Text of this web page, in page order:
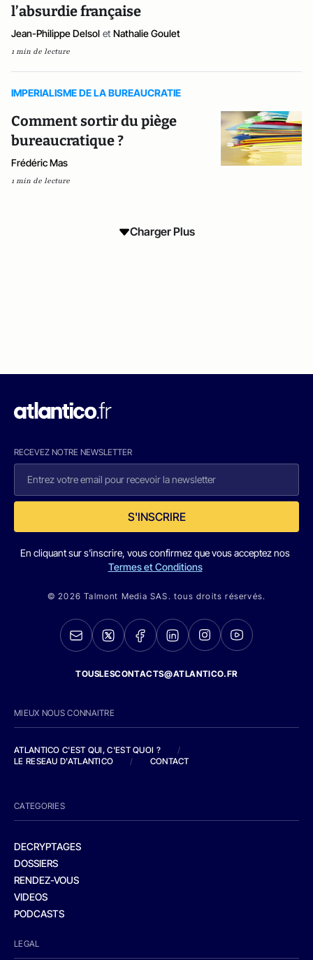
l’absurdie française
Jean-Philippe Delsol et Nathalie Goulet
1 min de lecture
IMPERIALISME DE LA BUREAUCRATIE
Comment sortir du piège
bureaucratique ?
Frédéric Mas
1 min de lecture
Charger Plus
RECEVEZ NOTRE NEWSLETTER
S'INSCRIRE
En cliquant sur s'inscrire, vous confirmez que vous acceptez nos
Termes et Conditions
© 2026 Talmont Media SAS. tous droits réservés.
TOUSLESCONTACTS@ATLANTICO.FR
MIEUX NOUS CONNAITRE
ATLANTICO C'EST QUI, C'EST QUOI ?
/
LE RESEAU D'ATLANTICO
/ CONTACT
CATEGORIES
DECRYPTAGES
DOSSIERS
RENDEZ-VOUS
VIDEOS
PODCASTS
LEGAL